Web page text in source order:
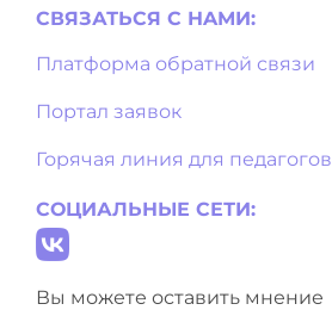
СВЯЗАТЬСЯ С НAМИ:
Платформа обратной связи
Портал заявок
Горячая линия для педагогов
СОЦИАЛЬНЫЕ СЕТИ:
Вы можете оставить мнение